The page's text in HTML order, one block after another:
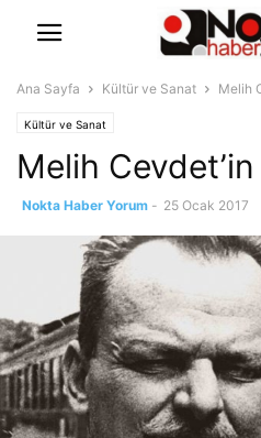
Ana Sayfa Kültür ve Sanat Melih
Kültür ve Sanat
Melih Cevdet’in
Nokta Haber Yorum - 25 Ocak 2017